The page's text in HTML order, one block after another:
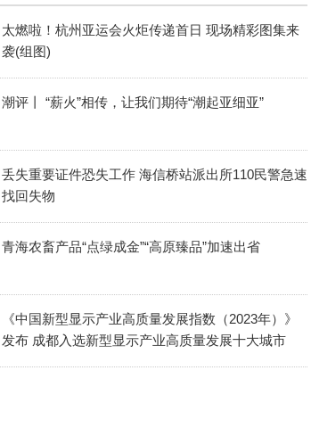
太燃啦！杭州亚运会火炬传递首日 现场精彩图集来
袭(组图)
潮评丨 “薪火”相传，让我们期待“潮起亚细亚”
丢失重要证件恐失工作 海信桥站派出所110民警急速
找回失物
青海农畜产品“点绿成金”“高原臻品”加速出省
《中国新型显示产业高质量发展指数（2023年）》
发布 成都入选新型显示产业高质量发展十大城市